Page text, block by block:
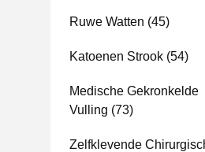
Ruwe Watten (45)
Katoenen Strook (54)
Medische Gekronkelde
Vulling (73)
Zelfklevende